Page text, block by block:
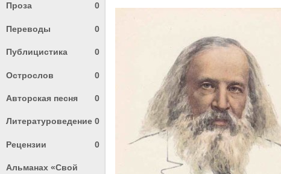
Проза 0
Переводы 0
Публицистика 0
Острослов 0
Авторская песня 0
Литературоведение 0
Рецензии 0
Альманах «Свой